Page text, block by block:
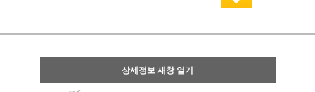
상세정보 새창 열기